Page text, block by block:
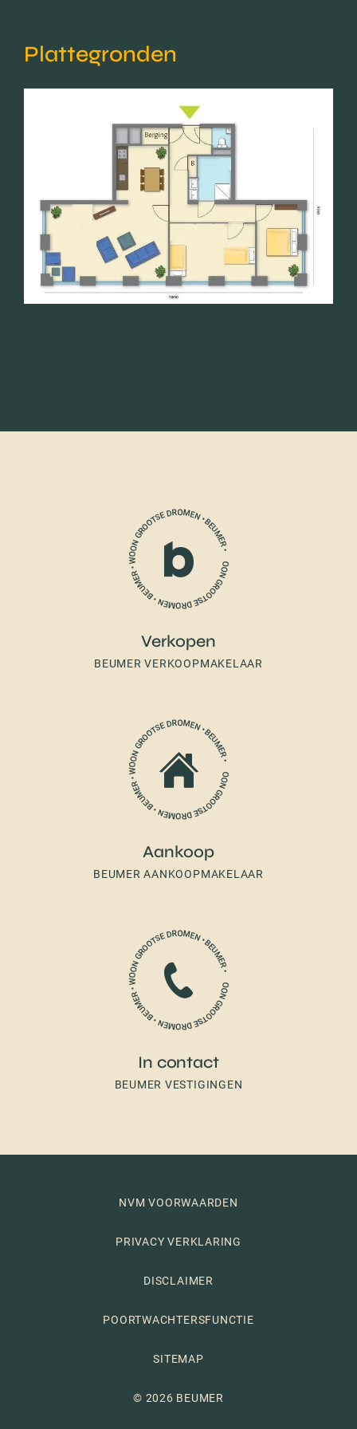
Plattegronden
Verkopen
BEUMER VERKOOPMAKELAAR
Aankoop
BEUMER AANKOOPMAKELAAR
In contact
BEUMER VESTIGINGEN
NVM VOORWAARDEN
PRIVACY VERKLARING
DISCLAIMER
POORTWACHTERSFUNCTIE
SITEMAP
© 2026 BEUMER